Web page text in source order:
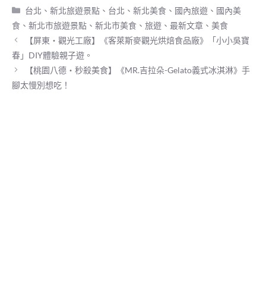
o
k
a
m
t
e
r
)
分
類
台北、新北旅遊景點 、 台北、新北美食 、 國內旅遊 、 國內美
食 、 新北市旅遊景點 、 新北市美食 、 旅遊 、 最新文章 、 美食
【屏東‧觀光工廠】《客萊斯麥觀光烘焙食品廠》「小小吳寶
春」DIY體驗親子遊。
【桃園八德‧秒殺美食】《MR.吉拉朵-Gelato義式冰淇淋》手
腳太慢別想吃！